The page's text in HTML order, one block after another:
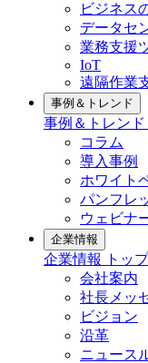
ビジネス
データセ
業務支援
IoT
遠隔作業
事例＆トレンド
事例＆トレン
コラム
導入事例
ホワイト
パンフレ
ウェビナ
企業情報
企業情報 トップ
会社案内
社長メッ
ビジョン
沿革
ニュース